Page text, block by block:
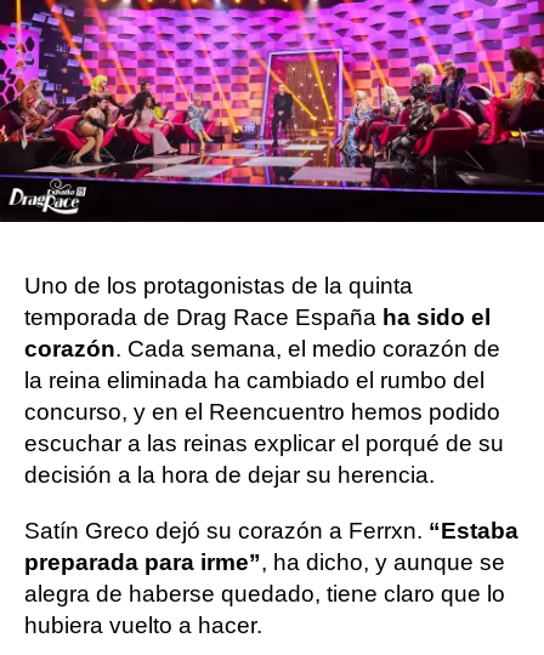
Sara Ruiz
Publicado:30 de noviembre de 2025, 20:35
Whatsapp
Uno de los protagonistas de la quinta
temporada de Drag Race España ha sido el
corazón. Cada semana, el medio corazón de
la reina eliminada ha cambiado el rumbo del
concurso, y en el Reencuentro hemos podido
escuchar a las reinas explicar el porqué de su
decisión a la hora de dejar su herencia.
Satín Greco dejó su corazón a Ferrxn. “Estaba
preparada para irme”, ha dicho, y aunque se
alegra de haberse quedado, tiene claro que lo
hubiera vuelto a hacer.